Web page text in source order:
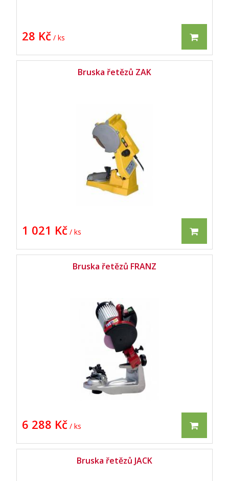
28 Kč / ks
Bruska řetězů ZAK
1 021 Kč / ks
Bruska řetězů FRANZ
6 288 Kč / ks
Bruska řetězů JACK